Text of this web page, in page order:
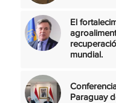
El
mundial.
Paraguay